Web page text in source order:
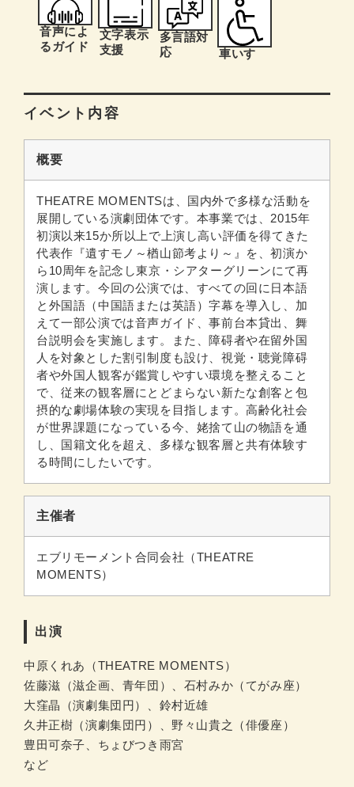
音声によ
るガイド
文字表示
支援
多言語対
応
車いす
イベント内容
概要
THEATRE MOMENTSは、国内外で多様な活動を
展開している演劇団体です。本事業では、2015年
初演以来15か所以上で上演し高い評価を得てきた
代表作『遺すモノ～楢山節考より～』を、初演か
ら10周年を記念し東京・シアターグリーンにて再
演します。今回の公演では、すべての回に日本語
と外国語（中国語または英語）字幕を導入し、加
えて一部公演では音声ガイド、事前台本貸出、舞
台説明会を実施します。また、障碍者や在留外国
人を対象とした割引制度も設け、視覚・聴覚障碍
者や外国人観客が鑑賞しやすい環境を整えること
で、従来の観客層にとどまらない新たな創客と包
摂的な劇場体験の実現を目指します。高齢化社会
が世界課題になっている今、姥捨て山の物語を通
し、国籍文化を超え、多様な観客層と共有体験す
る時間にしたいです。
主催者
エブリモーメント合同会社（THEATRE
MOMENTS）
出演
中原くれあ（THEATRE MOMENTS）
佐藤滋（滋企画、青年団）、石村みか（てがみ座）
大窪晶（演劇集団円）、鈴村近雄
久井正樹（演劇集団円）、野々山貴之（俳優座）
豊田可奈子、ちょびつき雨宮
など